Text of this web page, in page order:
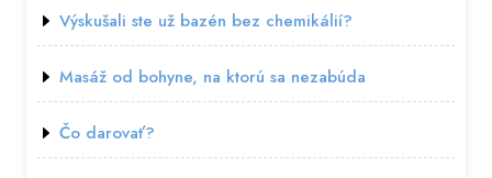
Výskušali ste už bazén bez chemikálií?
Masáž od bohyne, na ktorú sa nezabúda
Čo darovať?